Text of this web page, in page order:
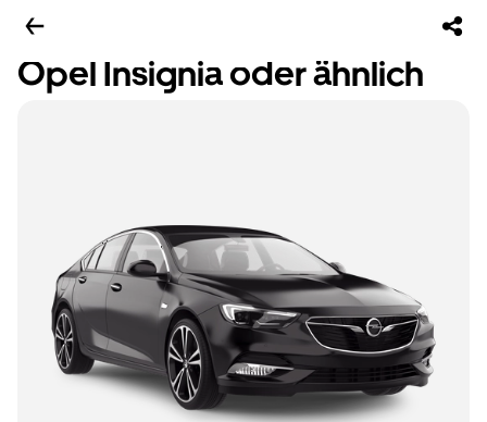
Opel Insignia oder ähnlich